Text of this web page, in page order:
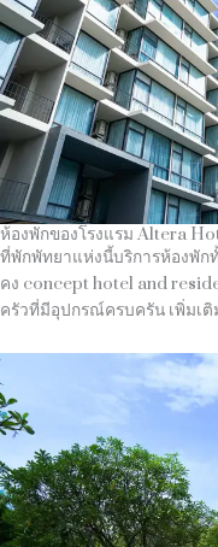
ห้องพักของโรงแรม Altera
ที่พักพัทยาแห่งนี้บริการห้องพัก
คง concept hotel and
ครัวที่มีอุปกรณ์ครบครัน เพิ่มเติ